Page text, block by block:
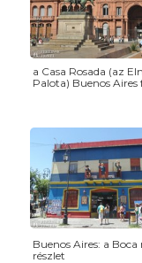
a Casa Rosada (az
Palota) Buenos Aires
Buenos Aires: a Boca
részlet